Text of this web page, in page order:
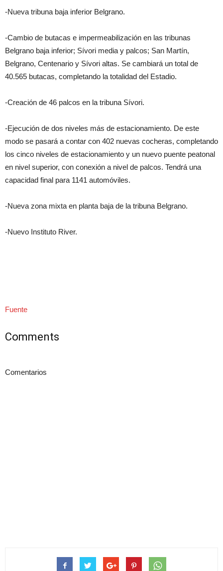
-Nueva tribuna baja inferior Belgrano.
-Cambio de butacas e impermeabilización en las tribunas
Belgrano baja inferior; Sívori media y palcos; San Martín,
Belgrano, Centenario y Sívori altas. Se cambiará un total de
40.565 butacas, completando la totalidad del Estadio.
-Creación de 46 palcos en la tribuna Sívori.
-Ejecución de dos niveles más de estacionamiento. De este
modo se pasará a contar con 402 nuevas cocheras, completando
los cinco niveles de estacionamiento y un nuevo puente peatonal
en nivel superior, con conexión a nivel de palcos. Tendrá una
capacidad final para 1141 automóviles.
-Nueva zona mixta en planta baja de la tribuna Belgrano.
-Nuevo Instituto River.
Fuente
Comments
Comentarios